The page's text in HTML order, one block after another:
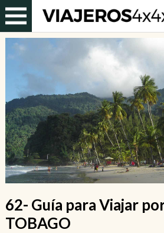
62- Guía para Viajar
TOBAGO